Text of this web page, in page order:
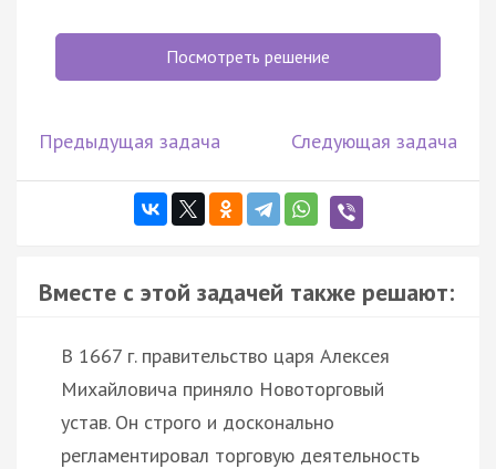
Посмотреть решение
Предыдущая задача Следующая задача
Вместе с этой задачей также решают:
В 1667 г. правительство царя Алексея
Михайловича приняло Новоторговый
устав. Он строго и досконально
регламентировал торговую деятельность